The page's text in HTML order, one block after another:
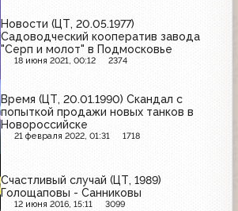
Новости (ЦТ, 20.05.1977)
Садоводческий кооператив завода
"Серп и молот" в Подмосковье
18 июня 2021, 00:12 2374
Время (ЦТ, 20.01.1990) Скандал с
попыткой продажи новых танков в
Новороссийске
21 февраля 2022, 01:31 1718
Счастливый случай (ЦТ, 1989)
Голощаповы - Санниковы
12 июня 2016, 15:11 3099